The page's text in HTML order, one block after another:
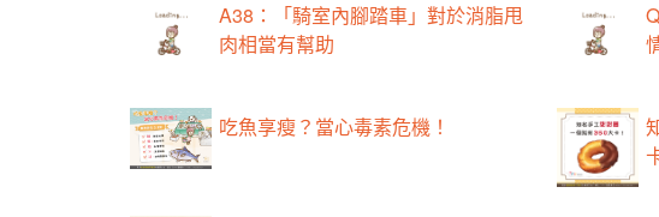
A38：「騎室內腳踏車」對於消脂甩
肉相當有幫助
吃魚享瘦？當心毒素危機！